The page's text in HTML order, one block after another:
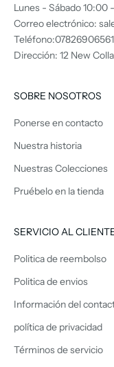
Lunes - Sábado 10:00
Correo electrónico:
Teléfono:07826906561
Dirección: 12 New
SOBRE NOSOTROS
Ponerse en contacto
Nuestra historia
Nuestras Colecciones
Pruébelo en la tienda
SERVICIO AL
Politica de reembolso
Politica de envios
Información del
política de privacidad
Términos de servicio